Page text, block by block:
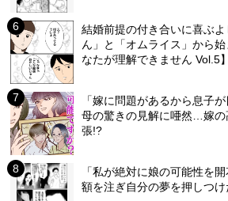
結婚前提の付き合いに喜ぶ
ん」と「オムライス」から
なたが理解できません Vol.5】
「嫁に問題があるから息子
母の驚きの見解に唖然…嫁の
張!?
「私が絶対に娘の可能性を
額を注ぎ自分の夢を押しつ